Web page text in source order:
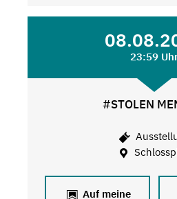
23:59
#STOLEN
Auf meine